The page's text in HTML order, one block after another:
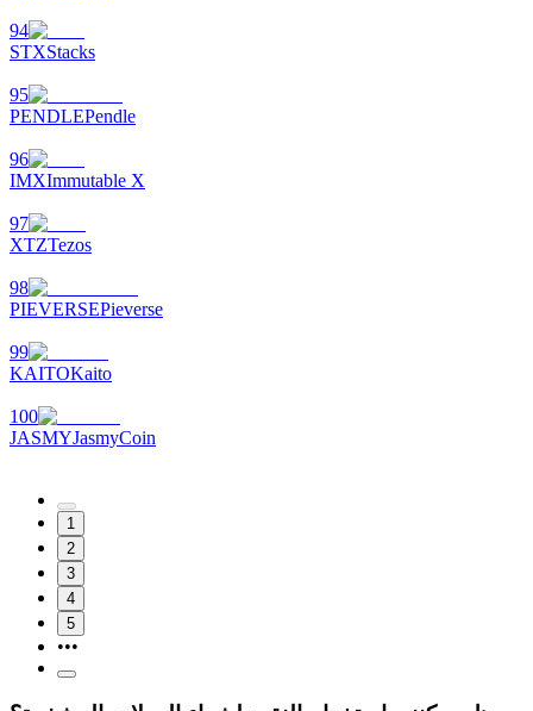
94
STXStacks
95
PENDLEPendle
96
IMXImmutable X
97
XTZTezos
98
PIEVERSEPieverse
99
KAITOKaito
100
JASMYJasmyCoin
1
2
3
4
5
•••